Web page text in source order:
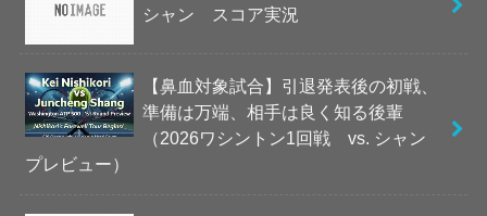
シャン スコア実況
【鼻血対象試合】引退発表後の初戦、
準備は万端、相手は良く知る後輩
（2026ワシントン1回戦 vs. シャン
プレビュー）